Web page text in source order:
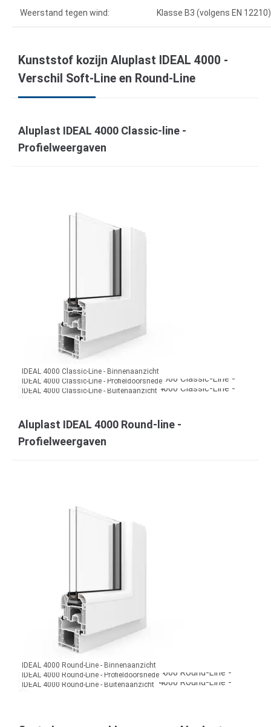
Weerstand tegen wind: Klasse B3 (volgens EN 12210)
Kunststof kozijn Aluplast IDEAL 4000 -
Verschil Soft-Line en Round-Line
Aluplast IDEAL 4000 Classic-line -
Profielweergaven
IDEAL 4000 Classic-Line - Binnenaanzicht
IDEAL 4000 Classic-Line - Profieldoorsnede
IDEAL 4000 Classic-Line - Buitenaanzicht
Aluplast IDEAL 4000 Round-line -
Profielweergaven
IDEAL 4000 Round-Line - Binnenaanzicht
IDEAL 4000 Round-Line - Profieldoorsnede
IDEAL 4000 Round-Line - Buitenaanzicht